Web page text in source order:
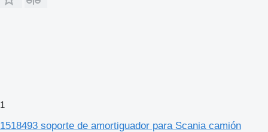
1
1518493 soporte de amortiguador para Scania camión